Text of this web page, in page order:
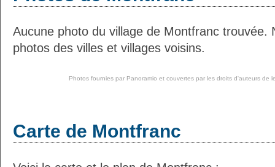
Aucune photo du village de Montfranc trouvée.
photos des villes et villages voisins.
Photos fournies par Panoramio et couvertes par les droits d'auteurs de
Carte de Montfranc